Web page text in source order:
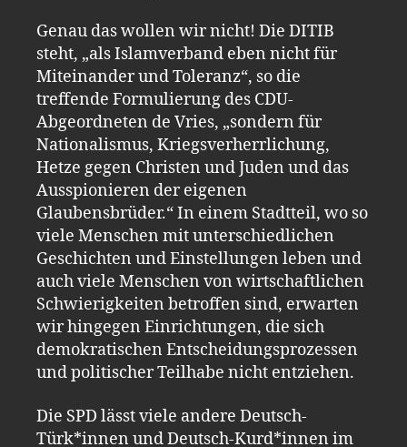
Genau das wollen wir nicht! Die DITIB
steht, „als Islamverband eben nicht für
Miteinander und Toleranz“, so die
treffende Formulierung des CDU-
Abgeordneten de Vries, „sondern für
Nationalismus, Kriegsverherrlichung,
Hetze gegen Christen und Juden und das
Ausspionieren der eigenen
Glaubensbrüder.“ In einem Stadtteil, wo so
viele Menschen mit unterschiedlichen
Geschichten und Einstellungen leben und
auch viele Menschen von wirtschaftlichen
Schwierigkeiten betroffen sind, erwarten
wir hingegen Einrichtungen, die sich
demokratischen Entscheidungsprozessen
und politischer Teilhabe nicht entziehen.
Die SPD lässt viele andere Deutsch-
Türk*innen und Deutsch-Kurd*innen im